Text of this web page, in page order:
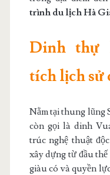
trình du lịch Hà
Dinh thự
tích lịch sử
Nằm tại thung lũng
còn gọi là dinh
trúc nghệ thuật
xây dựng từ đầu
giàu có và quyền